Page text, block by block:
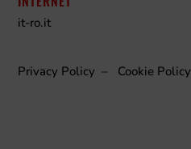
it-ro.it
Privacy Policy – Cookie Policy